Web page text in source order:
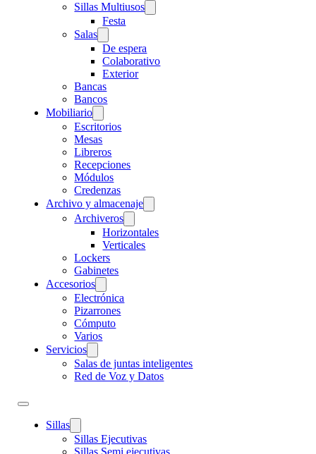
Sillas Multiusos
Festa
Salas
De espera
Colaborativo
Exterior
Bancas
Bancos
Mobiliario
Escritorios
Mesas
Libreros
Recepciones
Módulos
Credenzas
Archivo y almacenaje
Archiveros
Horizontales
Verticales
Lockers
Gabinetes
Accesorios
Electrónica
Pizarrones
Cómputo
Varios
Servicios
Salas de juntas inteligentes
Red de Voz y Datos
Sillas
Sillas Ejecutivas
Sillas Semi ejecutivas